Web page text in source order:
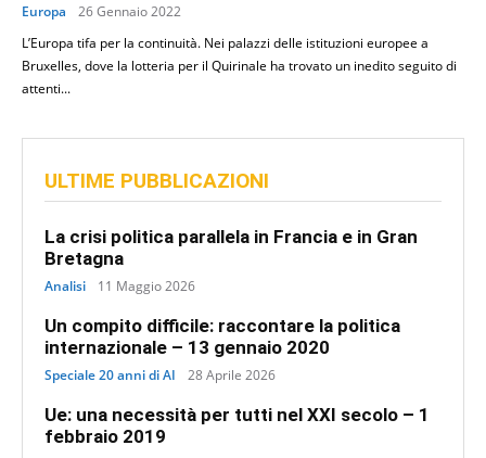
Europa
26 Gennaio 2022
L’Europa tifa per la continuità. Nei palazzi delle istituzioni europee a
Bruxelles, dove la lotteria per il Quirinale ha trovato un inedito seguito di
attenti...
ULTIME PUBBLICAZIONI
La crisi politica parallela in Francia e in Gran
Bretagna
Analisi 11 Maggio 2026
Un compito difficile: raccontare la politica
internazionale – 13 gennaio 2020
Speciale 20 anni di AI 28 Aprile 2026
Ue: una necessità per tutti nel XXI secolo – 1
febbraio 2019